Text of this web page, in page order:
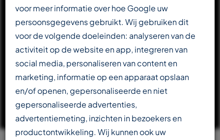
LEES VERDER OVER T-REX
voor meer informatie over hoe Google uw
persoonsgegevens gebruikt. Wij gebruiken dit
voor de volgende doeleinden: analyseren van de
activiteit op de website en app, integreren van
social media, personaliseren van content en
marketing, informatie op een apparaat opslaan
en/of openen, gepersonaliseerde en niet
gepersonaliseerde advertenties,
advertentiemeting, inzichten in bezoekers en
productontwikkeling. Wij kunnen ook uw